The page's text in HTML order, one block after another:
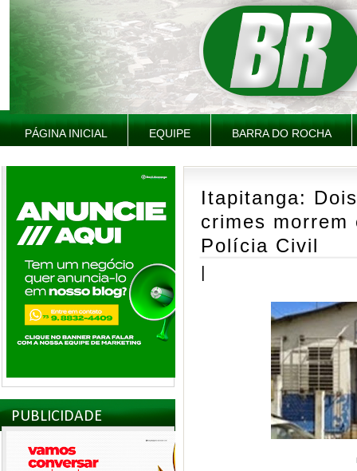
PÁGINA INICIAL EQUIPE BARRA DO ROCHA
PUBLICIDADE
Itapitanga:
crimes morrem
Polícia Civil
|